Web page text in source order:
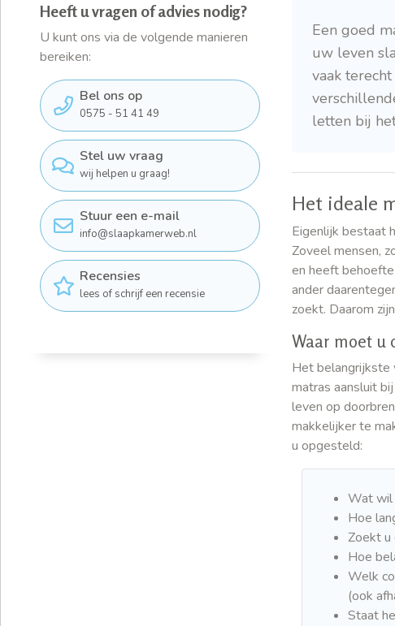
Heeft u vragen of advies nodig?
U kunt ons via de volgende manieren
bereiken:
Bel ons op
0575 - 51 41 49
Stel uw vraag
wij helpen u graag!
Stuur een e-mail
info@slaapkamerweb.nl
Recensies
lees of schrijf een recensie
Een goed
uw leven
vaak
letten bij
Het ideale
Eigenlijk bestaat
Zoveel mensen,
en heeft
ander
zoekt. Daarom
Waar moet u
Het belangrijkste
matras aansluit
leven op
makkelijker te
u opgesteld:
Wat wil
Hoe
Zoekt u
Hoe
Welk
(ook
Staat